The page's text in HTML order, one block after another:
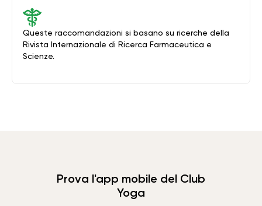
Queste raccomandazioni si basano su ricerche della
Rivista Internazionale di Ricerca Farmaceutica e
Scienze.
Prova l'app mobile del Club
Yoga